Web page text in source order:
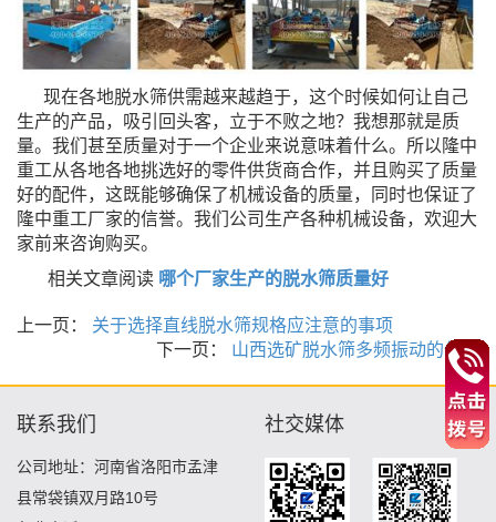
现在各地脱水筛供需越来越趋于，这个时候如何让自己
生产的产品，吸引回头客，立于不败之地？我想那就是质
量。我们甚至质量对于一个企业来说意味着什么。所以隆中
重工从各地各地挑选好的零件供货商合作，并且购买了质量
好的配件，这既能够确保了机械设备的质量，同时也保证了
隆中重工厂家的信誉。我们公司生产各种机械设备，欢迎大
家前来咨询购买。
相关文章阅读 哪个厂家生产的脱水筛质量好
上一页：
关于选择直线脱水筛规格应注意的事项
下一页：
山西选矿脱水筛多频振动的作用
联系我们
公司地址：河南省洛阳市孟津
县常袋镇双月路10号
社交媒体